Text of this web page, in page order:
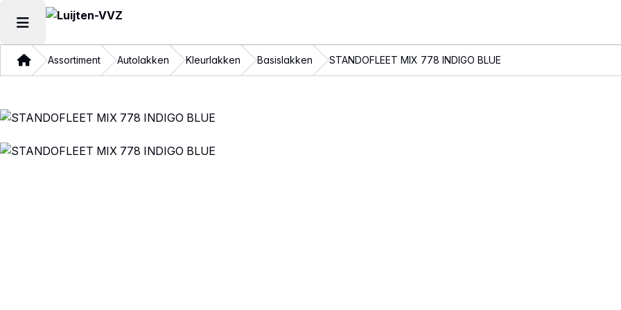
Hoofdmenu openen
ThuisAssortiment Autolakken Kleurlakken Basislakken STANDOFLEET MIX 778 INDIGO BLUE